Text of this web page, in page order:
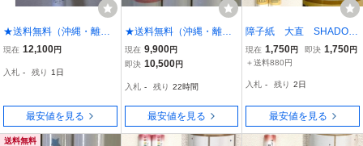
★送料無料（沖縄・離島
を除く）★障子紙★イン
分/本）★1箱(30本入り)★
現在 12,100円
入札 - 残り 1日
最安値を見る
★送料無料（沖縄・離島
を除く）★障子紙★イン
テリア障子紙★きらり（2
り）★ 繊維・色紙漉き
込み
現在 9,900円
即決 10,500円
入札 - 残り 22時間
最安値を見る
障子紙 大直 SHADOW
ART ききょう 紙巾94c
m×紙長さ8m 障子4枚
現在 1,750円 即決 1,750円
＋送料880円
入札 - 残り 2日
最安値を見る
送料無料